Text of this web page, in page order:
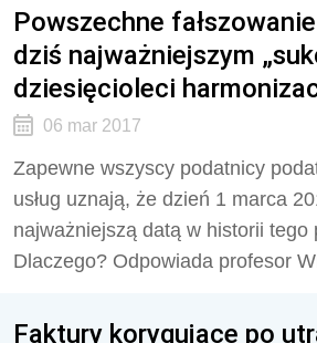
Powszechne
dziś najważniejszym
dziesięcioleci
06 mar 2017
Zapewne wszyscy podatnicy
usług uznają, że dzień 1 marca
najważniejszą datą w historii tego
Dlaczego? Odpowiada profesor
Faktury korygujące po